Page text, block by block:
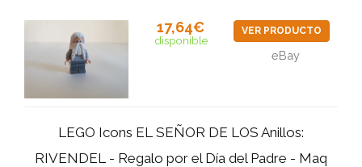
17,64€
disponible
VER PRODUCTO
eBay
LEGO Icons EL SEÑOR DE LOS Anillos:
RIVENDEL - Regalo por el Día del Padre - Maq